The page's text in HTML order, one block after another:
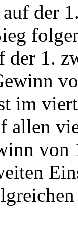
der
der 1.
im
allen
von